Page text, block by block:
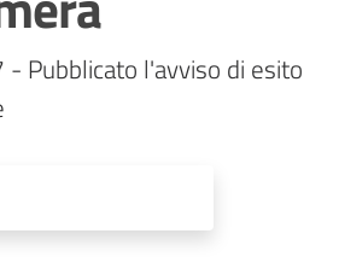
Pubblicato l'avviso di esito